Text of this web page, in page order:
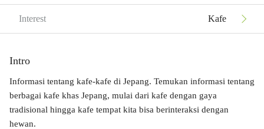
Interest Kafe
Intro
Informasi tentang kafe-kafe di Jepang. Temukan informasi tentang
berbagai kafe khas Jepang, mulai dari kafe dengan gaya
tradisional hingga kafe tempat kita bisa berinteraksi dengan
hewan.